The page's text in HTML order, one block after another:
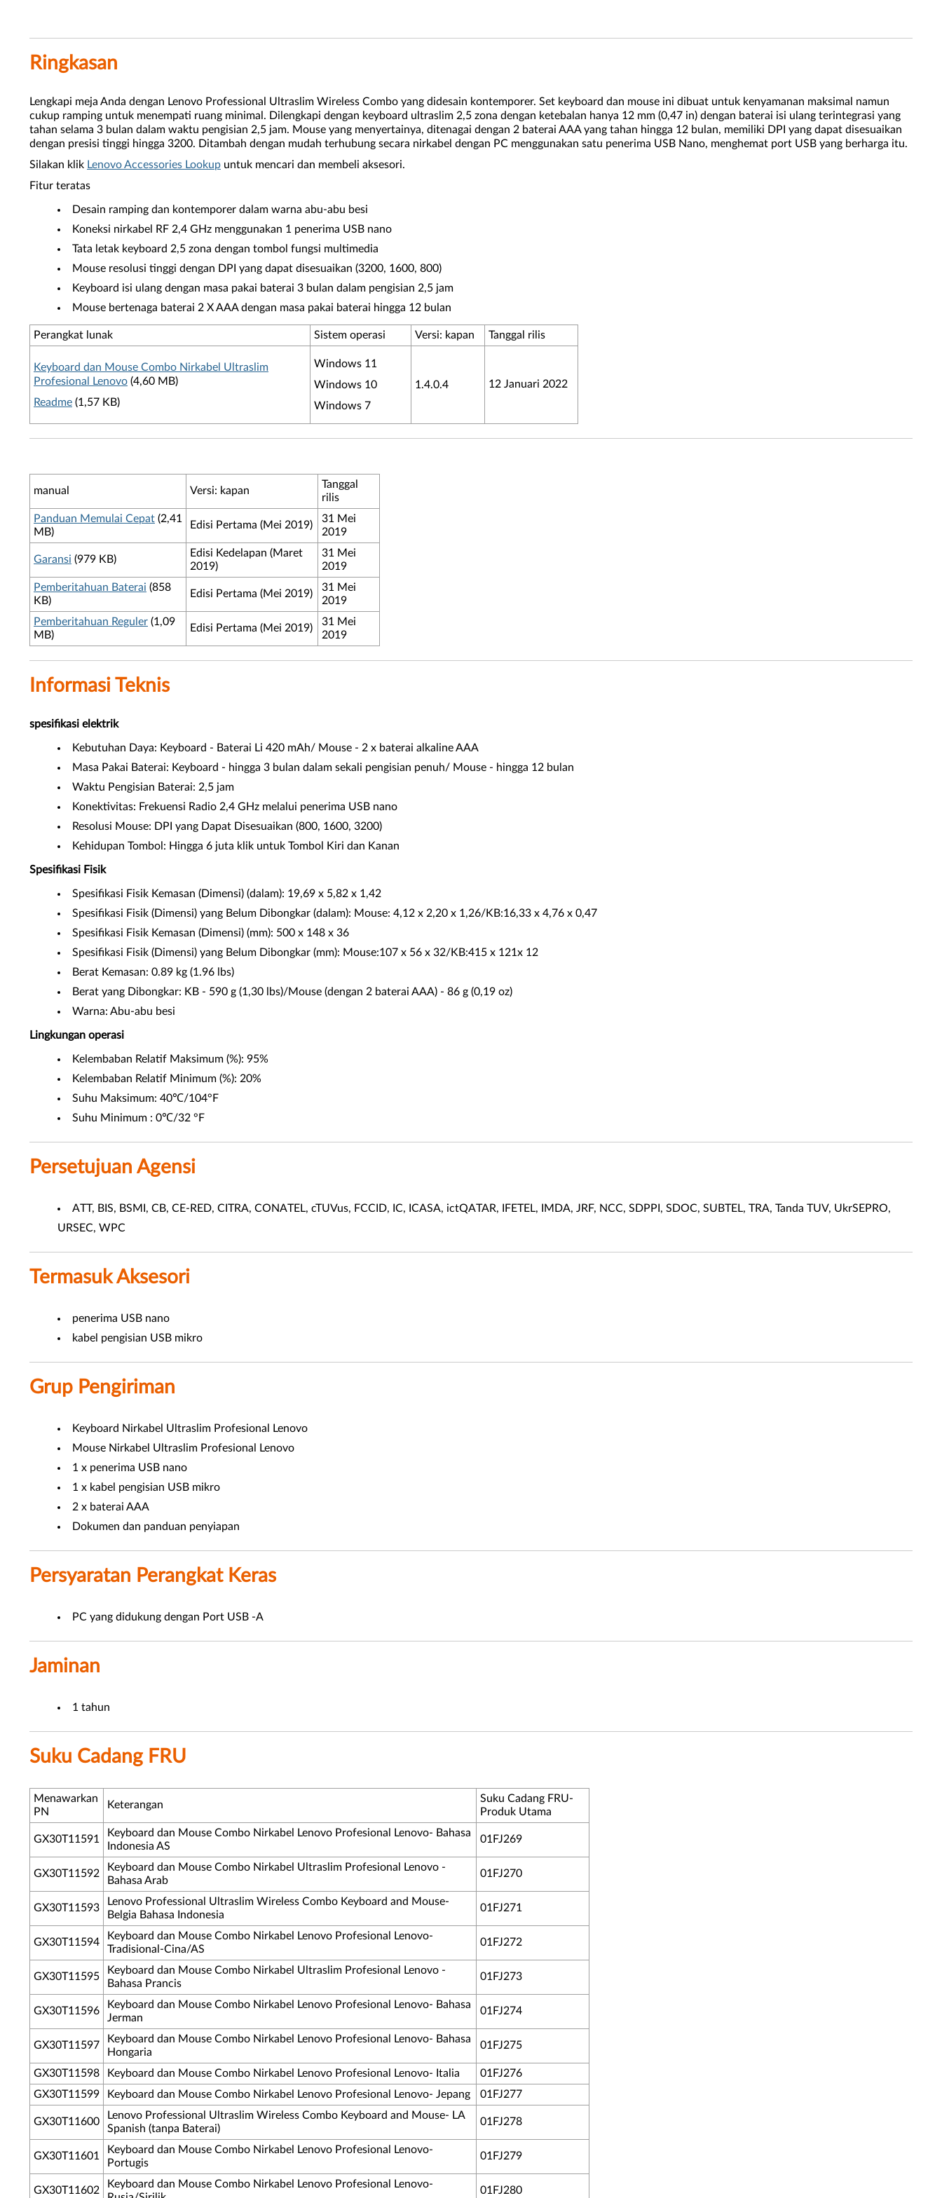
Ringkasan
Lengkapi meja Anda dengan Lenovo Professional Ultraslim Wireless Combo yang didesain kontemporer. Set keyboard dan mouse ini dibuat untuk kenyamanan maksimal namun
cukup ramping untuk menempati ruang minimal. Dilengkapi dengan keyboard ultraslim 2,5 zona dengan ketebalan hanya 12 mm (0,47 in) dengan baterai isi ulang terintegrasi yang
tahan selama 3 bulan dalam waktu pengisian 2,5 jam. Mouse yang menyertainya, ditenagai dengan 2 baterai AAA yang tahan hingga 12 bulan, memiliki DPI yang dapat disesuaikan
dengan presisi tinggi hingga 3200. Ditambah dengan mudah terhubung secara nirkabel dengan PC menggunakan satu penerima USB Nano, menghemat port USB yang berharga itu.
Silakan klik Lenovo Accessories Lookup untuk mencari dan membeli aksesori.
Fitur teratas
Desain ramping dan kontemporer dalam warna abu-abu besi
Koneksi nirkabel RF 2,4 GHz menggunakan 1 penerima USB nano
Tata letak keyboard 2,5 zona dengan tombol fungsi multimedia
Mouse resolusi tinggi dengan DPI yang dapat disesuaikan (3200, 1600, 800)
Keyboard isi ulang dengan masa pakai baterai 3 bulan dalam pengisian 2,5 jam
Mouse bertenaga baterai 2 X AAA dengan masa pakai baterai hingga 12 bulan
Perangkat lunak Sistem operasi Versi: kapan Tanggal rilis
Keyboard dan Mouse Combo Nirkabel Ultraslim
Profesional Lenovo (4,60 MB)
Readme (1,57 KB)
Windows 11
Windows 10
Windows 7
1.4.0.4 12 Januari 2022
manual Versi: kapan
Tanggal
rilis
Panduan Memulai Cepat (2,41
MB)
Edisi Pertama (Mei 2019)
31 Mei
2019
Garansi (979 KB)
Edisi Kedelapan (Maret
2019)
31 Mei
2019
Pemberitahuan Baterai (858
KB)
Edisi Pertama (Mei 2019)
31 Mei
2019
Pemberitahuan Reguler (1,09
MB)
Edisi Pertama (Mei 2019)
31 Mei
2019
Informasi Teknis
spesifikasi elektrik
Kebutuhan Daya: Keyboard - Baterai Li 420 mAh/ Mouse - 2 x baterai alkaline AAA
Masa Pakai Baterai: Keyboard - hingga 3 bulan dalam sekali pengisian penuh/ Mouse - hingga 12 bulan
Waktu Pengisian Baterai: 2,5 jam
Konektivitas: Frekuensi Radio 2,4 GHz melalui penerima USB nano
Resolusi Mouse: DPI yang Dapat Disesuaikan (800, 1600, 3200)
Kehidupan Tombol: Hingga 6 juta klik untuk Tombol Kiri dan Kanan
Spesifikasi Fisik
Spesifikasi Fisik Kemasan (Dimensi) (dalam): 19,69 x 5,82 x 1,42
Spesifikasi Fisik (Dimensi) yang Belum Dibongkar (dalam): Mouse: 4,12 x 2,20 x 1,26/KB:16,33 x 4,76 x 0,47
Spesifikasi Fisik Kemasan (Dimensi) (mm): 500 x 148 x 36
Spesifikasi Fisik (Dimensi) yang Belum Dibongkar (mm): Mouse:107 x 56 x 32/KB:415 x 121x 12
Berat Kemasan: 0.89 kg (1.96 lbs)
Berat yang Dibongkar: KB - 590 g (1,30 lbs)/Mouse (dengan 2 baterai AAA) - 86 g (0,19 oz)
Warna: Abu-abu besi
Lingkungan operasi
Kelembaban Relatif Maksimum (%): 95%
Kelembaban Relatif Minimum (%): 20%
Suhu Maksimum: 40℃/104°F
Suhu Minimum : 0℃/32 °F
Persetujuan Agensi
ATT, BIS, BSMI, CB, CE-RED, CITRA, CONATEL, cTUVus, FCCID, IC, ICASA, ictQATAR, IFETEL, IMDA, JRF, NCC, SDPPI, SDOC, SUBTEL, TRA, Tanda TUV, UkrSEPRO,
URSEC, WPC
Termasuk Aksesori
penerima USB nano
kabel pengisian USB mikro
Grup Pengiriman
Keyboard Nirkabel Ultraslim Profesional Lenovo
Mouse Nirkabel Ultraslim Profesional Lenovo
1 x penerima USB nano
1 x kabel pengisian USB mikro
2 x baterai AAA
Dokumen dan panduan penyiapan
Persyaratan Perangkat Keras
PC yang didukung dengan Port USB -A
Jaminan
1 tahun
Suku Cadang FRU
Menawarkan
PN
Keterangan
Suku Cadang FRU-
Produk Utama
GX30T11591
Keyboard dan Mouse Combo Nirkabel Lenovo Profesional Lenovo- Bahasa
Indonesia AS
01FJ269
GX30T11592
Keyboard dan Mouse Combo Nirkabel Ultraslim Profesional Lenovo -
Bahasa Arab
01FJ270
GX30T11593
Lenovo Professional Ultraslim Wireless Combo Keyboard and Mouse-
Belgia Bahasa Indonesia
01FJ271
GX30T11594
Keyboard dan Mouse Combo Nirkabel Lenovo Profesional Lenovo-
Tradisional-Cina/AS
01FJ272
GX30T11595
Keyboard dan Mouse Combo Nirkabel Ultraslim Profesional Lenovo -
Bahasa Prancis
01FJ273
GX30T11596
Keyboard dan Mouse Combo Nirkabel Lenovo Profesional Lenovo- Bahasa
Jerman
01FJ274
GX30T11597
Keyboard dan Mouse Combo Nirkabel Lenovo Profesional Lenovo- Bahasa
Hongaria
01FJ275
GX30T11598 Keyboard dan Mouse Combo Nirkabel Lenovo Profesional Lenovo- Italia
01FJ276
GX30T11599
Keyboard dan Mouse Combo Nirkabel Lenovo Profesional Lenovo- Jepang 01FJ277
GX30T11600
Lenovo Professional Ultraslim Wireless Combo Keyboard and Mouse- LA
Spanish (tanpa Baterai)
01FJ278
GX30T11601
Keyboard dan Mouse Combo Nirkabel Lenovo Profesional Lenovo-
Portugis
01FJ279
GX30T11602
Keyboard dan Mouse Combo Nirkabel Lenovo Profesional Lenovo-
01FJ280